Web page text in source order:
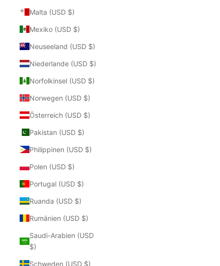
Malta (USD $)
Mexiko (USD $)
Neuseeland (USD $)
Niederlande (USD $)
Norfolkinsel (USD $)
Norwegen (USD $)
Österreich (USD $)
Pakistan (USD $)
Philippinen (USD $)
Polen (USD $)
Portugal (USD $)
Ruanda (USD $)
Rumänien (USD $)
Saudi-Arabien (USD
$)
Schweden (USD $)